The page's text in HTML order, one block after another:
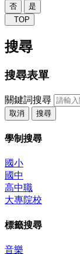
否
是
TOP
搜尋
搜尋表單
關鍵詞搜尋
取消 搜尋
學制搜尋
國小
國中
高中職
大專院校
標籤搜尋
音樂